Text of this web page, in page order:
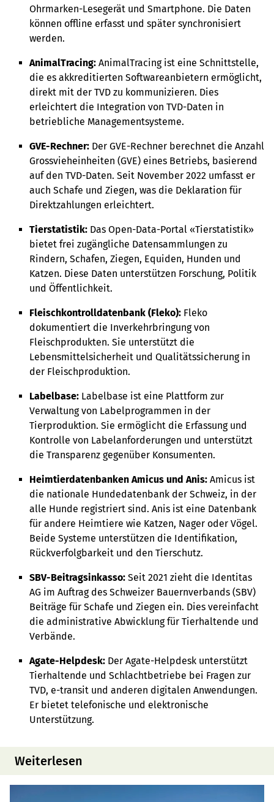
Ohrmarken-Lesegerät und Smartphone. Die Daten
können offline erfasst und später synchronisiert
werden.
AnimalTracing: AnimalTracing ist eine Schnittstelle,
die es akkreditierten Softwareanbietern ermöglicht,
direkt mit der TVD zu kommunizieren. Dies
erleichtert die Integration von TVD-Daten in
betriebliche Managementsysteme.
GVE-Rechner: Der GVE-Rechner berechnet die Anzahl
Grossvieheinheiten (GVE) eines Betriebs, basierend
auf den TVD-Daten. Seit November 2022 umfasst er
auch Schafe und Ziegen, was die Deklaration für
Direktzahlungen erleichtert.
Tierstatistik: Das Open-Data-Portal «Tierstatistik»
bietet frei zugängliche Datensammlungen zu
Rindern, Schafen, Ziegen, Equiden, Hunden und
Katzen. Diese Daten unterstützen Forschung, Politik
und Öffentlichkeit.
Fleischkontrolldatenbank (Fleko): Fleko
dokumentiert die Inverkehrbringung von
Fleischprodukten. Sie unterstützt die
Lebensmittelsicherheit und Qualitätssicherung in
der Fleischproduktion.
Labelbase: Labelbase ist eine Plattform zur
Verwaltung von Labelprogrammen in der
Tierproduktion. Sie ermöglicht die Erfassung und
Kontrolle von Labelanforderungen und unterstützt
die Transparenz gegenüber Konsumenten.
Heimtierdatenbanken Amicus und Anis: Amicus ist
die nationale Hundedatenbank der Schweiz, in der
alle Hunde registriert sind. Anis ist eine Datenbank
für andere Heimtiere wie Katzen, Nager oder Vögel.
Beide Systeme unterstützen die Identifikation,
Rückverfolgbarkeit und den Tierschutz.
SBV-Beitragsinkasso: Seit 2021 zieht die Identitas
AG im Auftrag des Schweizer Bauernverbands (SBV)
Beiträge für Schafe und Ziegen ein. Dies vereinfacht
die administrative Abwicklung für Tierhaltende und
Verbände.
Agate-Helpdesk: Der Agate-Helpdesk unterstützt
Tierhaltende und Schlachtbetriebe bei Fragen zur
TVD, e-transit und anderen digitalen Anwendungen.
Er bietet telefonische und elektronische
Unterstützung.
Weiterlesen